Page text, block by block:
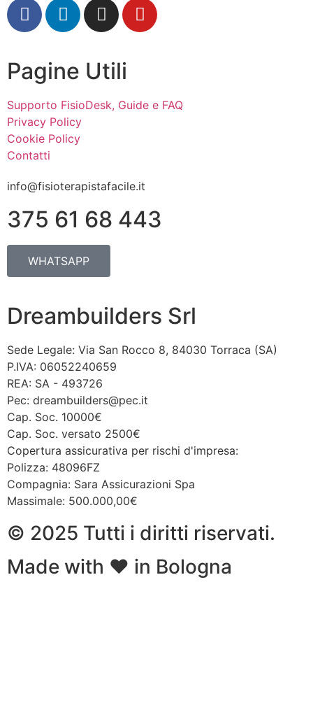
Pagine Utili
Supporto FisioDesk, Guide e FAQ
Privacy Policy
Cookie Policy
Contatti
info@fisioterapistafacile.it
375 61 68 443
WHATSAPP
Dreambuilders Srl
Sede Legale: Via San Rocco 8, 84030 Torraca (SA)
P.IVA: 06052240659
REA: SA - 493726
Pec: dreambuilders@pec.it
Cap. Soc. 10000€
Cap. Soc. versato 2500€
Copertura assicurativa per rischi d'impresa:
Polizza: 48096FZ
Compagnia: Sara Assicurazioni Spa
Massimale: 500.000,00€
© 2025 Tutti i diritti riservati.
Made with ❤ in Bologna